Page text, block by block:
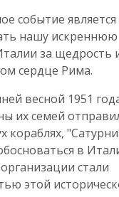
событие
нашу искреннюю
за щедрость
сердце Рима.
весной 1951
их семей
кораблях,
в
стали
этой